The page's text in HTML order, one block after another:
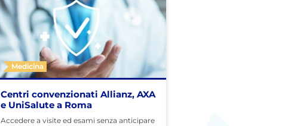
Medicina
Centri convenzionati Allianz, AXA
e UniSalute a Roma
Accedere a visite ed esami senza anticipare